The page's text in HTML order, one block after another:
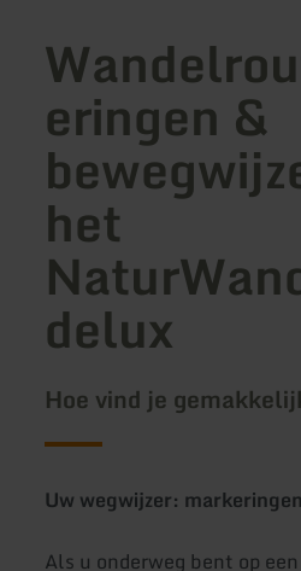
eringen &
het
delux
Hoe vind je
Uw wegwijzer:
Als u onderweg bent op